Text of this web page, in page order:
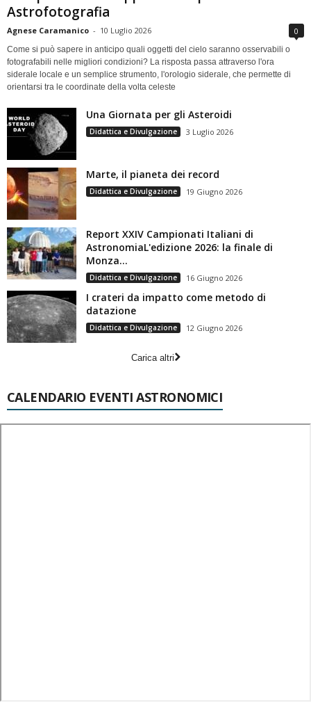
Astrofotografia
Agnese Caramanico - 10 Luglio 2026 0
Come si può sapere in anticipo quali oggetti del cielo saranno osservabili o
fotografabili nelle migliori condizioni? La risposta passa attraverso l'ora
siderale locale e un semplice strumento, l'orologio siderale, che permette di
orientarsi tra le coordinate della volta celeste
Una Giornata per gli Asteroidi
Didattica e Divulgazione 3 Luglio 2026
Marte, il pianeta dei record
Didattica e Divulgazione 19 Giugno 2026
Report XXIV Campionati Italiani di
AstronomiaL'edizione 2026: la finale di
Monza...
Didattica e Divulgazione 16 Giugno 2026
I crateri da impatto come metodo di
datazione
Didattica e Divulgazione 12 Giugno 2026
Carica altri
CALENDARIO EVENTI ASTRONOMICI